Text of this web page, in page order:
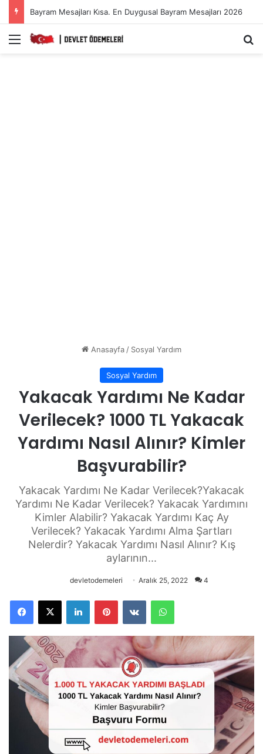
Bayram Mesajları Kısa. En Duygusal Bayram Mesajları 2026
Menü
Anasayfa/ Sosyal Yardım
Sosyal Yardım
Yakacak Yardımı Ne Kadar
Verilecek? 1000 TL Yakacak
Yardımı Nasıl Alınır? Kimler
Başvurabilir?
Yakacak Yardımı Ne Kadar Verilecek?Yakacak
Yardımı Ne Kadar Verilecek? Yakacak Yardımını
Kimler Alabilir? Yakacak Yardımı Kaç Ay
Verilecek? Yakacak Yardımı Alma Şartları
Nelerdir? Yakacak Yardımı Nasıl Alınır? Kış
aylarının...
devletodemeleri Aralık 25, 2022 4